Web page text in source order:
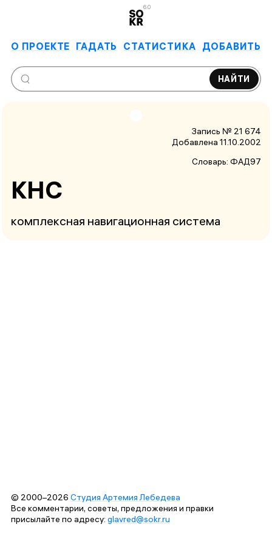
6.0
О ПРОЕКТЕ ГАДАТЬ СТАТИСТИКА ДОБАВИТЬ
НАЙТИ
Запись № 21 674
Добавлена 11.10.2002
Словарь: ФАД97
КНС
комплексная навигационная система
© 2000–2026 Студия Артемия Лебедева
Все комментарии, советы, предложения и правки
присылайте по адресу: glavred@sokr.ru